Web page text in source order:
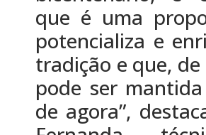
que é uma
potencializa e
tradição e que,
pode ser
de agora”,